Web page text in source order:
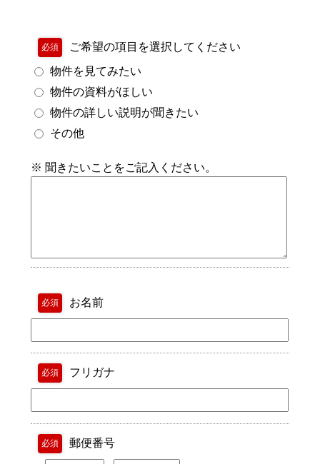
必須
ご希望の項目を選択してください
物件を見てみたい
物件の資料がほしい
物件の詳しい説明が聞きたい
その他
※ 聞きたいことをご記入ください。
必須 お名前
必須 フリガナ
必須 郵便番号